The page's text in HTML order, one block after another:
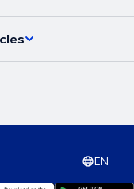
για
EN